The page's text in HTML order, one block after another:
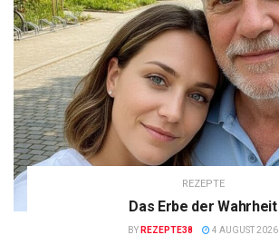
REZEPTE
Das Erbe der Wahrheit
BY REZEPTE38 4 AUGUST 2026